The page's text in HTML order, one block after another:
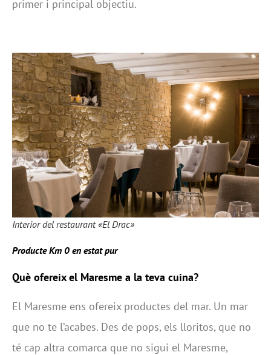
primer i principal objectiu.
Interior del restaurant «El Drac»
Producte Km 0 en estat pur
Què ofereix el Maresme a la teva cuina?
El Maresme ens ofereix productes del mar. Un mar
que no te l’acabes. Des de pops, els lloritos, que no
té cap altra comarca que no sigui el Maresme,